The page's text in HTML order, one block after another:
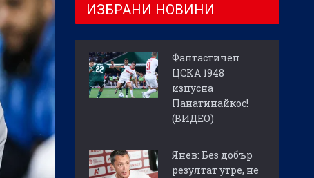
ИЗБРАНИ НОВИНИ
Фантастичен
ЦСКА 1948
изпусна
Панатинайкос!
(ВИДЕО)
Янев: Без добър
резултат утре, не